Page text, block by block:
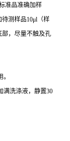
准品准确加样
待测样品10μl （样
，尽量不触及孔
满洗涤液，静置30